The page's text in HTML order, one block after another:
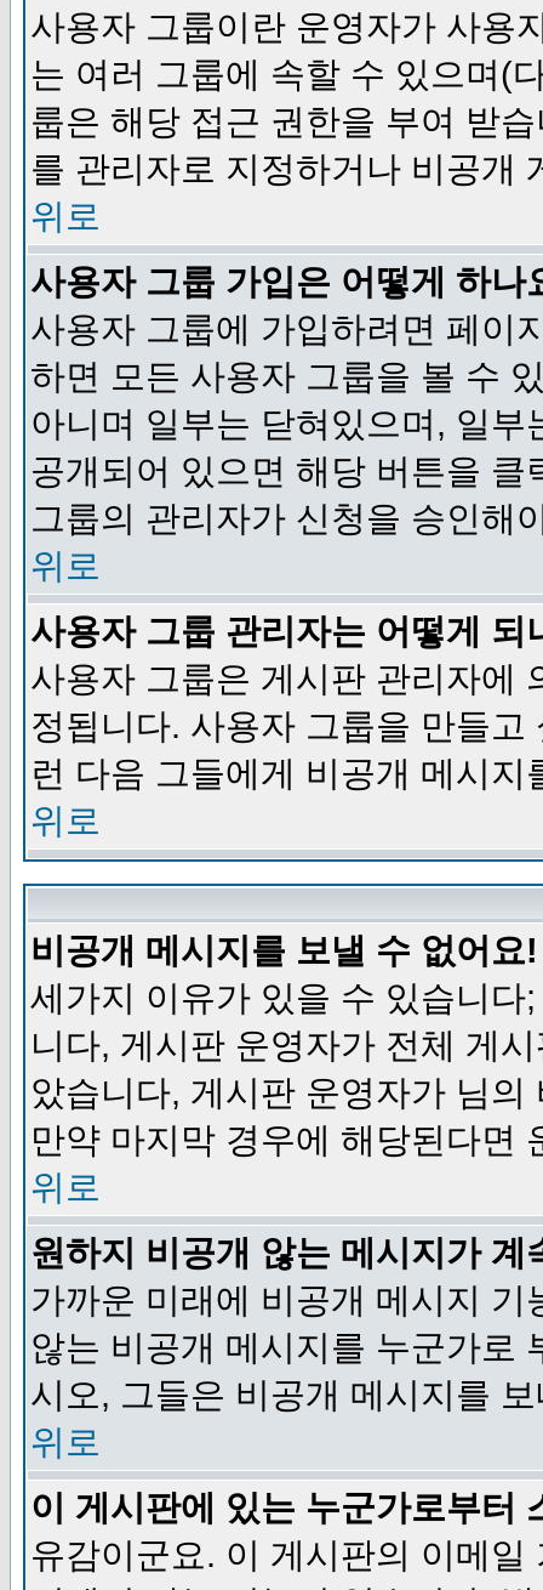
사용자 그룹이란 운영자가 사용
는 여러 그룹에 속할 수 있으며(
룹은 해당 접근 권한을 부여 받
를 관리자로 지정하거나 비공개
위로
사용자 그룹 가입은 어떻게 하나
사용자 그룹에 가입하려면 페이
하면 모든 사용자 그룹을 볼 수
아니며 일부는 닫혀있으며, 일
공개되어 있으면 해당 버튼을
그룹의 관리자가 신청을 승인해
위로
사용자 그룹 관리자는 어떻게 되
사용자 그룹은 게시판 관리자에
정됩니다. 사용자 그룹을 만들
런 다음 그들에게 비공개 메시지
위로
비공개 메시지를 보낼 수 없어요!
세가지 이유가 있을 수 있습니
니다, 게시판 운영자가 전체 게
았습니다, 게시판 운영자가 님
만약 마지막 경우에 해당된다면
위로
원하지 비공개 않는 메시지가 계
가까운 미래에 비공개 메시지
않는 비공개 메시지를 누군가로
시오, 그들은 비공개 메시지를
위로
이 게시판에 있는 누군가로부터
유감이군요. 이 게시판의 이메